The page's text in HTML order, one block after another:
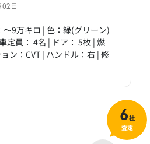
日
9万キロ | 色：緑(グリーン)
定員： 4名 | ドア： 5枚 | 燃
ン：CVT | ハンドル：右 | 修
6社
査定